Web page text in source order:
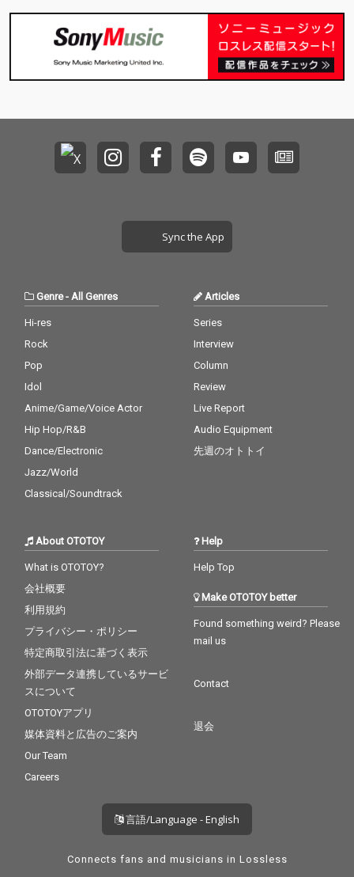
Sync the App
Genre-All Genres
Hi-res
Rock
Pop
Idol
Anime/Game/Voice Actor
Hip Hop/R&B
Dance/Electronic
Jazz/World
Classical/Soundtrack
Articles
Series
Interview
Column
Review
Live Report
Audio Equipment
先週のオトトイ
About OTOTOY
What is OTOTOY?
会社概要
利用規約
プライバシー・ポリシー
特定商取引法に基づく表示
外部データ連携しているサービ
スについて
OTOTOYアプリ
媒体資料と広告のご案内
Our Team
Careers
Help
Help Top
Make OTOTOY better
Found something weird? Please
mail us
Contact
退会
言語/Language - English
Connects fans and musicians in Lossless